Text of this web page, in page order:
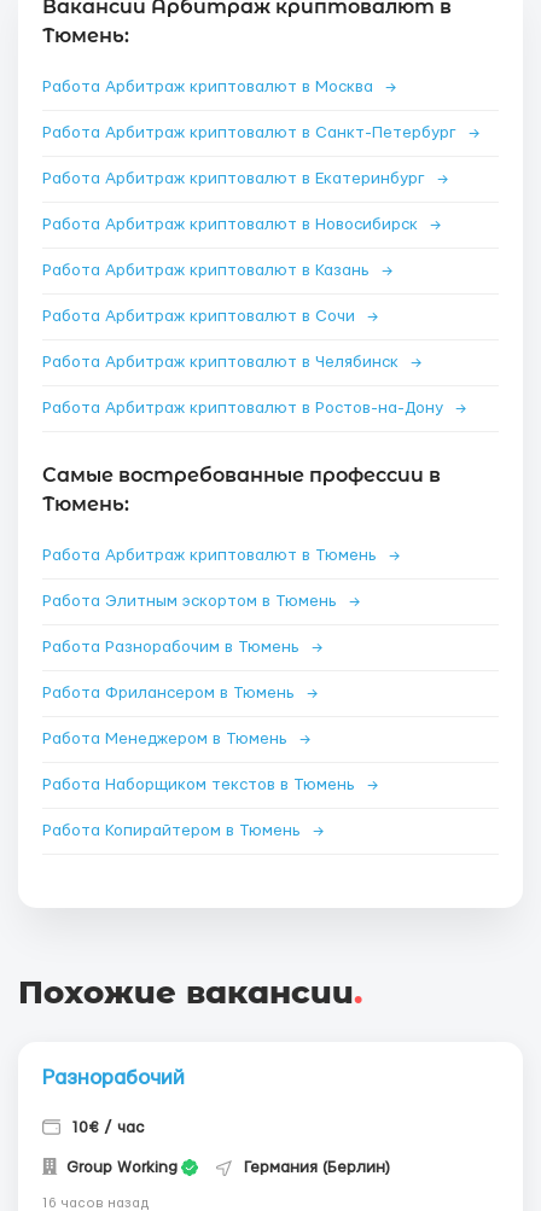
Вакансии Арбитраж криптовалют в
Тюмень:
Работа Арбитраж криптовалют в Москва →
Работа Арбитраж криптовалют в Санкт-Петербург →
Работа Арбитраж криптовалют в Екатеринбург →
Работа Арбитраж криптовалют в Новосибирск →
Работа Арбитраж криптовалют в Казань →
Работа Арбитраж криптовалют в Сочи →
Работа Арбитраж криптовалют в Челябинск →
Работа Арбитраж криптовалют в Ростов-на-Дону →
Самые востребованные профессии в
Тюмень:
Работа Арбитраж криптовалют в Тюмень →
Работа Элитным эскортом в Тюмень →
Работа Разнорабочим в Тюмень →
Работа Фрилансером в Тюмень →
Работа Менеджером в Тюмень →
Работа Наборщиком текстов в Тюмень →
Работа Копирайтером в Тюмень →
Похожие вакансии.
Разнорабочий
10€ / час
Group Working Германия (Берлин)
16 часов назад